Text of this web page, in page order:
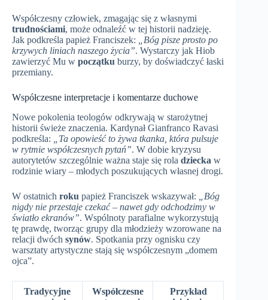
Współczesny człowiek, zmagając się z własnymi
trudnościami, może odnaleźć w tej historii nadzieję.
Jak podkreśla papież Franciszek:
„Bóg pisze prosto po
krzywych liniach naszego życia”. Wystarczy jak Hiob
zawierzyć Mu w początku burzy, by doświadczyć łaski
przemiany.
Współczesne interpretacje i komentarze duchowe
Nowe pokolenia teologów odkrywają w starożytnej
historii świeże znaczenia. Kardynał Gianfranco Ravasi
podkreśla:
„Ta opowieść to żywa tkanka, która pulsuje
w rytmie współczesnych pytań”. W dobie kryzysu
autorytetów szczególnie ważna staje się rola dziecka w
rodzinie wiary – młodych poszukujących własnej drogi.
W ostatnich roku papież Franciszek wskazywał:
„Bóg
nigdy nie przestaje czekać – nawet gdy odchodzimy w
światło ekranów”. Wspólnoty parafialne wykorzystują
tę prawdę, tworząc grupy dla młodzieży wzorowane na
relacji dwóch synów. Spotkania przy ognisku czy
warsztaty artystyczne stają się współczesnym „domem
ojca”.
Tradycyjne
Współczesne
Przykład